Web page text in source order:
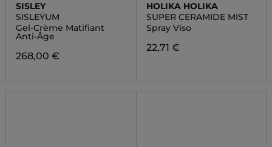
SISLEY
SISLEŸUM
Gel-Crème Matifiant
Anti-Âge
268,00 €
HOLIKA HOLIKA
SUPER CERAMIDE MIST
Spray Viso
22,71 €